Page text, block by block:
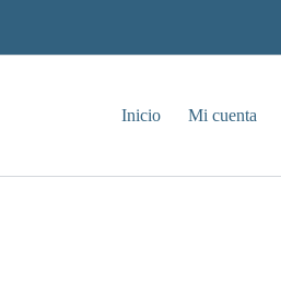
Inicio Mi cuenta